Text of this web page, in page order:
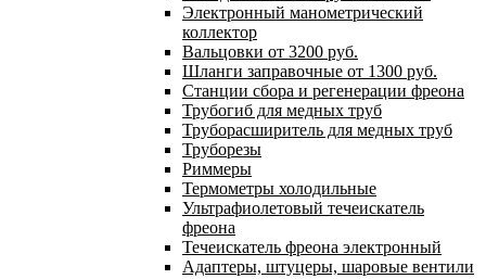
Электронный манометрический
коллектор
Вальцовки от 3200 руб.
Шланги заправочные от 1300 руб.
Станции сбора и регенерации фреона
Трубогиб для медных труб
Труборасширитель для медных труб
Труборезы
Риммеры
Термометры холодильные
Ультрафиолетовый течеискатель
фреона
Течеискатель фреона электронный
Адаптеры, штуцеры, шаровые вентили